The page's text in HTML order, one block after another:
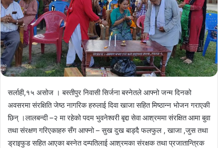
सर्लाही,१५ असोज । बस्तीपुर निवासी सिर्जना बस्नेतले आफ्नो जन्म दिनको
अवसरमा संरक्षिति जेष्ठ नागरिक हरुलाई दिवा खाजा सहित मिष्ठान्न भोजन गराएकी
छिन् ।लालबन्दी –२ मा रहेको पदम भुवनेश्वरी बृद्दा सेवा आश्रममा संरक्षित आमा बुवा
तथा संरक्षण गरिएकाहरु सँग आफ्नो – सुख दुख बाड्दै फलफुल , खाजा ,जुस तथा
ड्राइफुड सहित आएका बस्नेत दम्पतिलाई आश्रमका संरक्षक तथा प्रजातान्त्रिक